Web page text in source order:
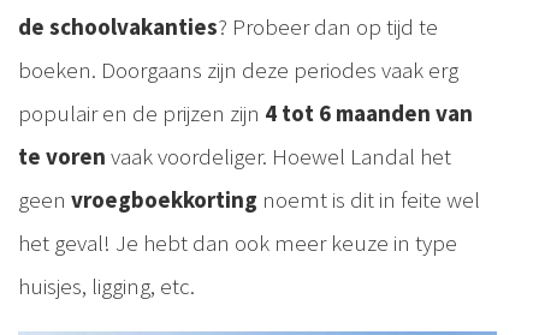
de schoolvakanties? Probeer dan op tijd te
boeken. Doorgaans zijn deze periodes vaak erg
populair en de prijzen zijn 4 tot 6 maanden van
te voren vaak voordeliger. Hoewel Landal het
geen vroegboekkorting noemt is dit in feite wel
het geval! Je hebt dan ook meer keuze in type
huisjes, ligging, etc.